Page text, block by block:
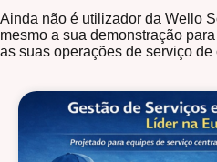
Ainda não é utilizador da Wello
mesmo a sua demonstração
as suas operações de serviço de